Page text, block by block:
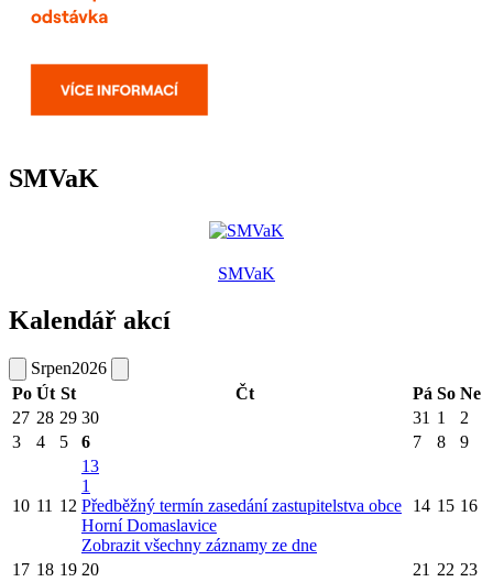
SMVaK
SMVaK
Kalendář akcí
Srpen2026
Po Út St Čt Pá So Ne
27 28 29 30 31 1
2
3
4 5 6 7 8 9
10 11 12
13
1
Předběžný termín zasedání zastupitelstva obce
Horní Domaslavice
Zobrazit všechny záznamy ze dne
14 15 16
17 18 19 20 21 22 23